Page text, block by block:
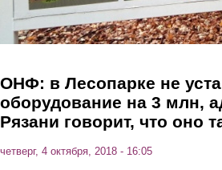
ОНФ: в Лесопарке не
оборудование на 3 млн,
Рязани говорит, что оно
четверг, 4 октября, 2018 - 16:05